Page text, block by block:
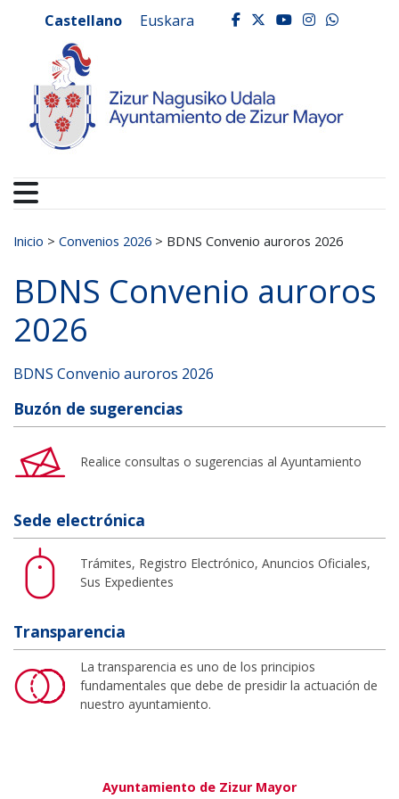
Ayuntamiento de
Castellano Euskara facebook
twitter
youtube
Buscar:
Inicio > Convenios 2026 > BDNS Convenio auroros 2026
BDNS Convenio auroros
2026
BDNS Convenio auroros 2026
Buzón de sugerencias
Realice consultas o sugerencias al Ayuntamiento
Sede electrónica
Trámites, Registro Electrónico, Anuncios Oficiales,
Sus Expedientes
Transparencia
La transparencia es uno de los principios
fundamentales que debe de presidir la actuación de
nuestro ayuntamiento.
Ayuntamiento de Zizur Mayor